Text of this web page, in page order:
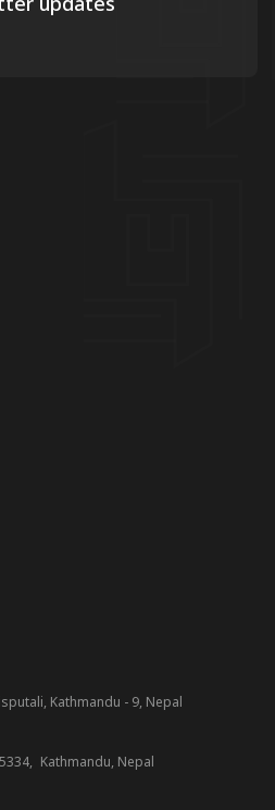
Kathmandu - 9, Nepal
Kathmandu, Nepal